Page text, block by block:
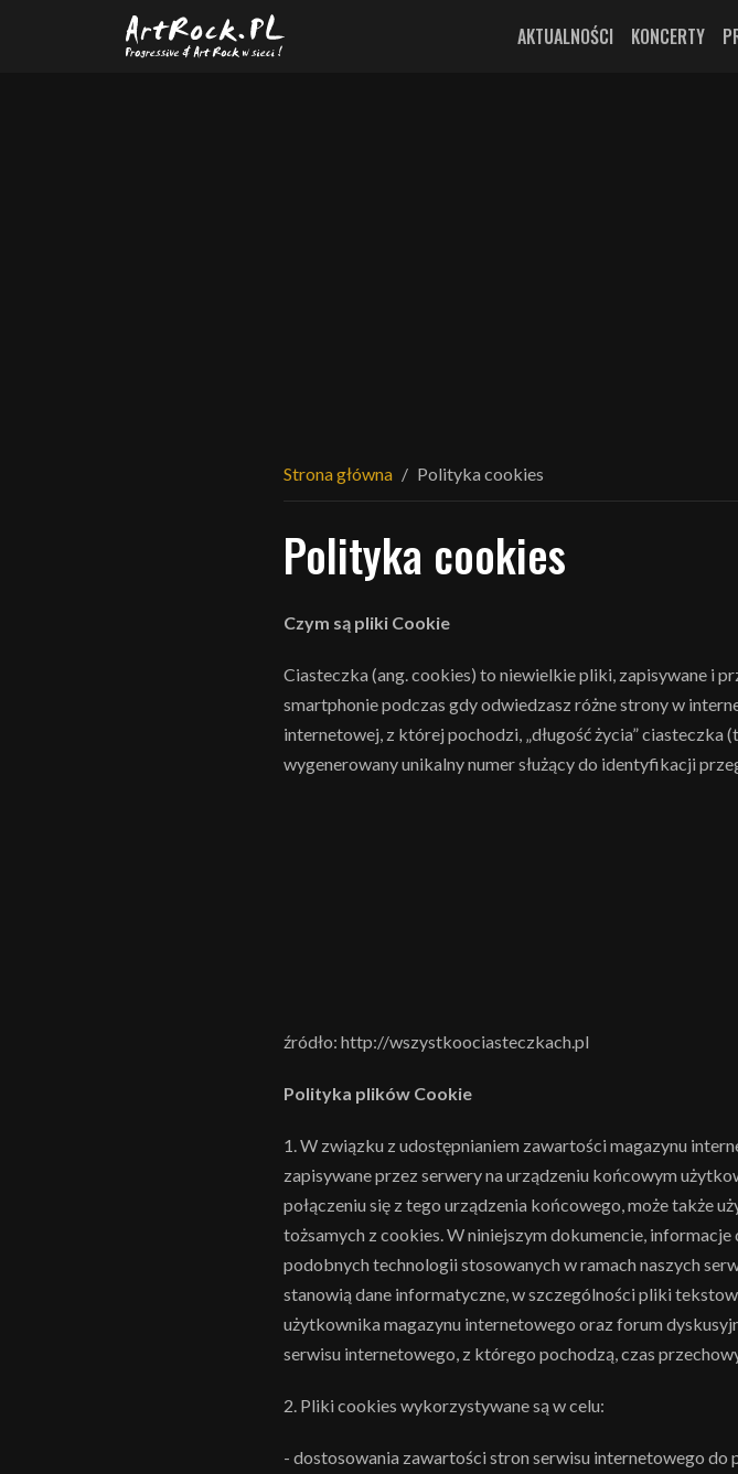
Przejdź do treści głównej
AKTUALNOŚCI KONCERTY
Strona główna Polityka cookies
Polityka cookies
Czym są pliki Cookie
Ciasteczka (ang. cookies) to niewielkie pliki, zapisywane i
smartphonie podczas gdy odwiedzasz różne strony w
internetowej, z której pochodzi, „długość życia”
wygenerowany unikalny numer służący do identyfikacji
źródło: http://wszystkoociasteczkach.pl
Polityka plików Cookie
1. W związku z udostępnianiem zawartości magazynu
zapisywane przez serwery na urządzeniu końcowym
połączeniu się z tego urządzenia końcowego, może także
tożsamych z cookies. W niniejszym dokumencie,
podobnych technologii stosowanych w ramach naszych
stanowią dane informatyczne, w szczególności pliki
użytkownika magazynu internetowego oraz forum
serwisu internetowego, z którego pochodzą, czas
2. Pliki cookies wykorzystywane są w celu:
- dostosowania zawartości stron serwisu internetowego